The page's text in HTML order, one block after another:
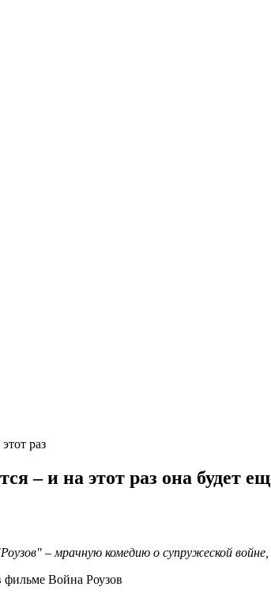
раз
– и на этот раз она будет
– мрачную комедию о супружеской